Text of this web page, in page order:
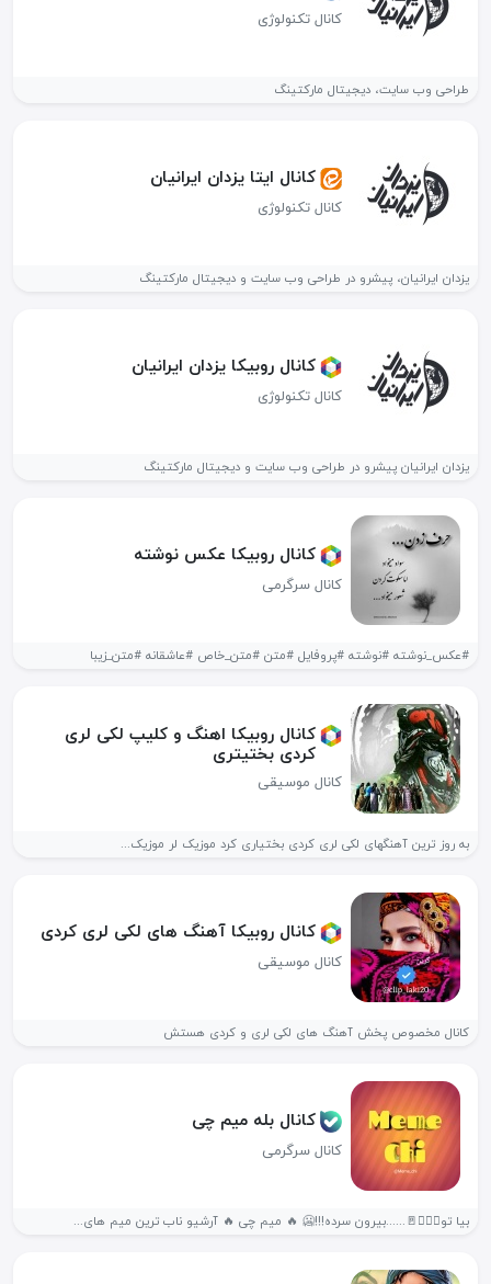
کانال تکنولوژی
طراحی وب سایت، دیجیتال مارکتینگ
کانال ایتا یزدان ایرانیان
کانال تکنولوژی
یزدان ایرانیان، پیشرو در طراحی وب سایت و دیجیتال مارکتینگ
کانال روبیکا یزدان ایرانیان
کانال تکنولوژی
یزدان ایرانیان پیشرو در طراحی وب سایت و دیجیتال مارکتینگ
کانال روبیکا عکس نوشته
کانال سرگرمی
#عکس_نوشته #نوشته #پروفایل #متن #متن_خاص #عاشقانه #متن_زیبا
کانال روبیکا اهنگ و کلیپ لکی لری
کردی بختیتری
کانال موسیقی
به روز ترین آهنگهای لکی لری کردی بختیاری کرد موزیک لر موزیک...
کانال روبیکا آهنگ های لکی لری کردی
کانال موسیقی
کانال مخصوص پخش آهنگ های لکی لری و کردی هستش
کانال بله میم چی
کانال سرگرمی
بیا تو🚶🏽‍♂️🚪......بیرون سرده!!!🥶 🔥 میم چی 🔥 آرشیو ناب ترین میم های...